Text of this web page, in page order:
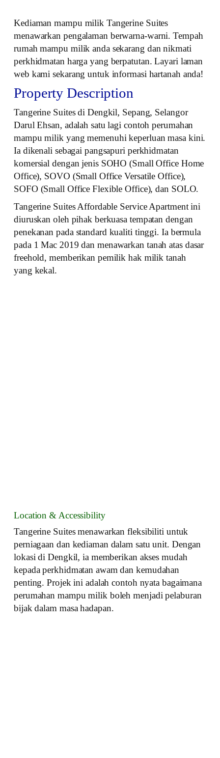
Kediaman mampu milik Tangerine Suites
menawarkan pengalaman berwarna-warni. Tempah
rumah mampu milik anda sekarang dan nikmati
perkhidmatan harga yang berpatutan. Layari laman
web kami sekarang untuk informasi hartanah anda!
Property Description
Tangerine Suites di Dengkil, Sepang, Selangor
Darul Ehsan, adalah satu lagi contoh perumahan
mampu milik yang memenuhi keperluan masa kini.
Ia dikenali sebagai pangsapuri perkhidmatan
komersial dengan jenis SOHO (Small Office Home
Office), SOVO (Small Office Versatile Office),
SOFO (Small Office Flexible Office), dan SOLO.
Tangerine Suites Affordable Service Apartment ini
diuruskan oleh pihak berkuasa tempatan dengan
penekanan pada standard kualiti tinggi. Ia bermula
pada 1 Mac 2019 dan menawarkan tanah atas dasar
freehold, memberikan pemilik hak milik tanah
yang kekal.
Location & Accessibility
Tangerine Suites menawarkan fleksibiliti untuk
perniagaan dan kediaman dalam satu unit. Dengan
lokasi di Dengkil, ia memberikan akses mudah
kepada perkhidmatan awam dan kemudahan
penting. Projek ini adalah contoh nyata bagaimana
perumahan mampu milik boleh menjadi pelaburan
bijak dalam masa hadapan.